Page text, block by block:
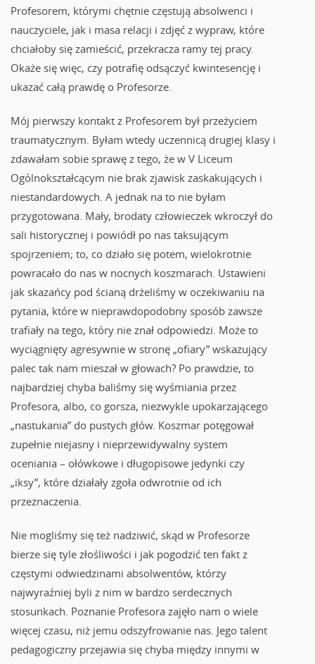
Profesorem, którymi chętnie częstują absolwenci i
nauczyciele, jak i masa relacji i zdjęć z wypraw, które
chciałoby się zamieścić, przekracza ramy tej pracy.
Okaże się więc, czy potrafię odsączyć kwintesencję i
ukazać całą prawdę o Profesorze.
Mój pierwszy kontakt z Profesorem był przeżyciem
traumatycznym. Byłam wtedy uczennicą drugiej klasy i
zdawałam sobie sprawę z tego, że w V Liceum
Ogólnokształcącym nie brak zjawisk zaskakujących i
niestandardowych. A jednak na to nie byłam
przygotowana. Mały, brodaty człowieczek wkroczył do
sali historycznej i powiódł po nas taksującym
spojrzeniem; to, co działo się potem, wielokrotnie
powracało do nas w nocnych koszmarach. Ustawieni
jak skazańcy pod ścianą drżeliśmy w oczekiwaniu na
pytania, które w nieprawdopodobny sposób zawsze
trafiały na tego, który nie znał odpowiedzi. Może to
wyciągnięty agresywnie w stronę „ofiary” wskazujący
palec tak nam mieszał w głowach? Po prawdzie, to
najbardziej chyba baliśmy się wyśmiania przez
Profesora, albo, co gorsza, niezwykle upokarzającego
„nastukania” do pustych głów. Koszmar potęgował
zupełnie niejasny i nieprzewidywalny system
oceniania – ołówkowe i długopisowe jedynki czy
„iksy”, które działały zgoła odwrotnie od ich
przeznaczenia.
Nie mogliśmy się też nadziwić, skąd w Profesorze
bierze się tyle złośliwości i jak pogodzić ten fakt z
częstymi odwiedzinami absolwentów, którzy
najwyraźniej byli z nim w bardzo serdecznych
stosunkach. Poznanie Profesora zajęło nam o wiele
więcej czasu, niż jemu odszyfrowanie nas. Jego talent
pedagogiczny przejawia się chyba między innymi w